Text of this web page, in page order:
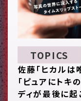
TOPICS
佐藤「ヒカルは
「ピュアにトキ
ディが最後に起